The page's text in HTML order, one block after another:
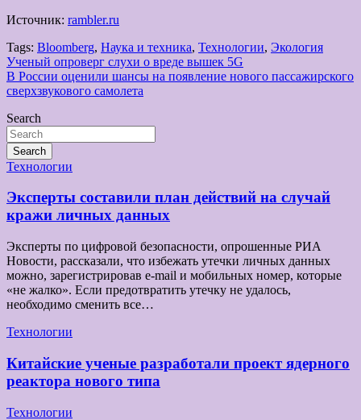
Источник: rambler.ru
Tags: Bloomberg, Наука и техника, Технологии, Экология
Навигация
по
Ученый опроверг слухи о вреде вышек 5G
В России оценили шансы на появление нового пассажирского
сверхзвукового самолета
Search
Search
Технологии
Эксперты составили план действий на случай
кражи личных данных
Эксперты по цифровой безопасности, опрошенные РИА
Новости, рассказали, что избежать утечки личных данных
можно, зарегистрировав e-mail и мобильных номер, которые
«не жалко». Если предотвратить утечку не удалось,
необходимо сменить все…
Технологии
Китайские ученые разработали проект ядерного
реактора нового типа
Технологии